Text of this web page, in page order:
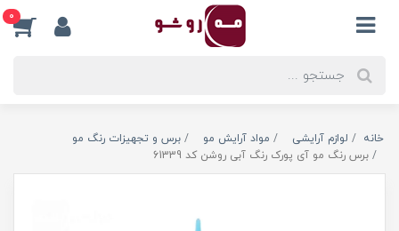
0
خانه لوازم آرایشی مواد آرایش مو
برس و تجهیزات رنگ مو
برس رنگ مو آی پورک رنگ آبی روشن کد 61339